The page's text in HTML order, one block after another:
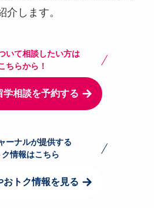
介します。
いて相談したい方は
ちらから！
学相談を予約する
ーナルが提供する
ク情報はこちら
おトク情報を見る